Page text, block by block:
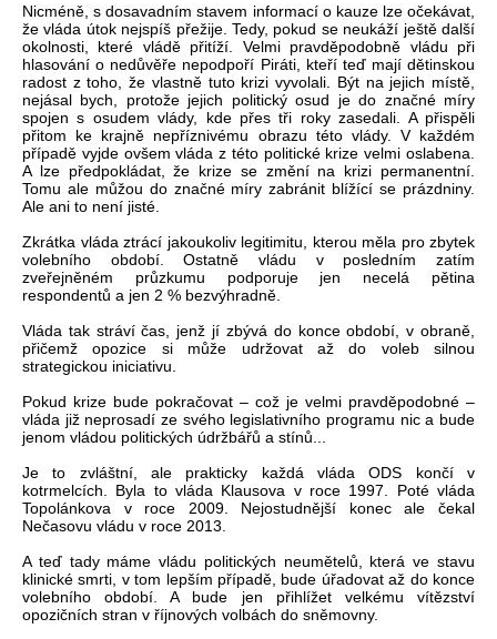
Nicméně, s dosavadním stavem informací o kauze lze očekávat,
že vláda útok nejspíš přežije. Tedy, pokud se neukáží ještě další
okolnosti, které vládě přitíží. Velmi pravděpodobně vládu při
hlasování o nedůvěře nepodpoří Piráti, kteří teď mají dětinskou
radost z toho, že vlastně tuto krizi vyvolali. Být na jejich místě,
nejásal bych, protože jejich politický osud je do značné míry
spojen s osudem vlády, kde přes tři roky zasedali. A přispěli
přitom ke krajně nepříznivému obrazu této vlády. V každém
případě vyjde ovšem vláda z této politické krize velmi oslabena.
A lze předpokládat, že krize se změní na krizi permanentní.
Tomu ale můžou do značné míry zabránit blížící se prázdniny.
Ale ani to není jisté.
Zkrátka vláda ztrácí jakoukoliv legitimitu, kterou měla pro zbytek
volebního období. Ostatně vládu v posledním zatím
zveřejněném průzkumu podporuje jen necelá pětina
respondentů a jen 2 % bezvýhradně.
Vláda tak stráví čas, jenž jí zbývá do konce období, v obraně,
přičemž opozice si může udržovat až do voleb silnou
strategickou iniciativu.
Pokud krize bude pokračovat – což je velmi pravděpodobné –
vláda již neprosadí ze svého legislativního programu nic a bude
jenom vládou politických údržbářů a stínů...
Je to zvláštní, ale prakticky každá vláda ODS končí v
kotrmelcích. Byla to vláda Klausova v roce 1997. Poté vláda
Topolánkova v roce 2009. Nejostudnější konec ale čekal
Nečasovu vládu v roce 2013.
A teď tady máme vládu politických neumětelů, která ve stavu
klinické smrti, v tom lepším případě, bude úřadovat až do konce
volebního období. A bude jen přihlížet velkému vítězství
opozičních stran v říjnových volbách do sněmovny.